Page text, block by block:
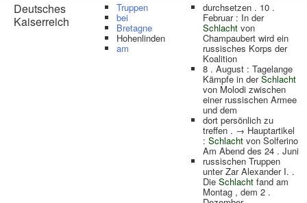
Deutsches
Kaiserreich
Truppen
bei
Bretagne
Hohenlinden
am
durchsetzen . 10 .
Februar : In der
Schlacht von
Champaubert wird ein
russisches Korps der
Koalition
8 . August : Tagelange
Kämpfe in derSchlacht
von Molodi zwischen
einer russischen Armee
und dem
dort persönlich zu
treffen . → Hauptartikel
: Schlacht von Solferino
Am Abend des 24 . Juni
russischen Truppen
unter Zar Alexander I. .
Die Schlacht fand am
Montag , dem 2 .